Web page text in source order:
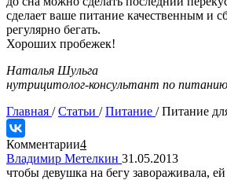
сделает ваше питание качественным и
регулярно бегать.
Хороших пробежек!
Наталья Шульга
нутрицитолог-консультант по
Главная /Статьи /Питание /Питание
Комментарии4
Владимир Метелкин 31.05.2013
чтобы девушка на бегу завораживала,